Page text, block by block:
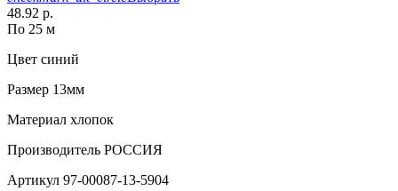
48.92 р.
По 25 м
Цвет синий
Размер 13мм
Материал хлопок
Производитель РОССИЯ
Артикул 97-00087-13-5904